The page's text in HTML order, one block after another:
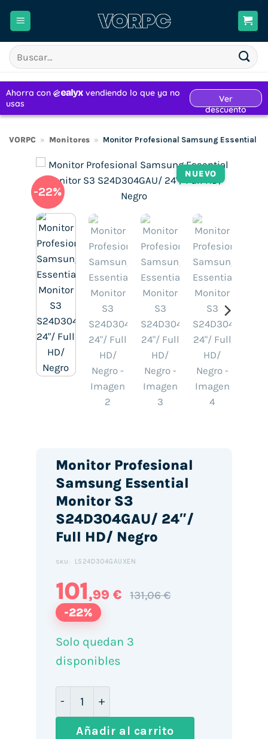
Buscar
por:
VORPC » Monitores » Monitor Profesional Samsung Essential
NUEVO
-22%
Monitor Profesional
Samsung Essential
Monitor S3
S24D304GAU/ 24″/
Full HD/ Negro
SKU: LS24D304GAUXEN
101,99 € 131,06 €
-22%
Solo quedan 3
disponibles
Añadir al carrito